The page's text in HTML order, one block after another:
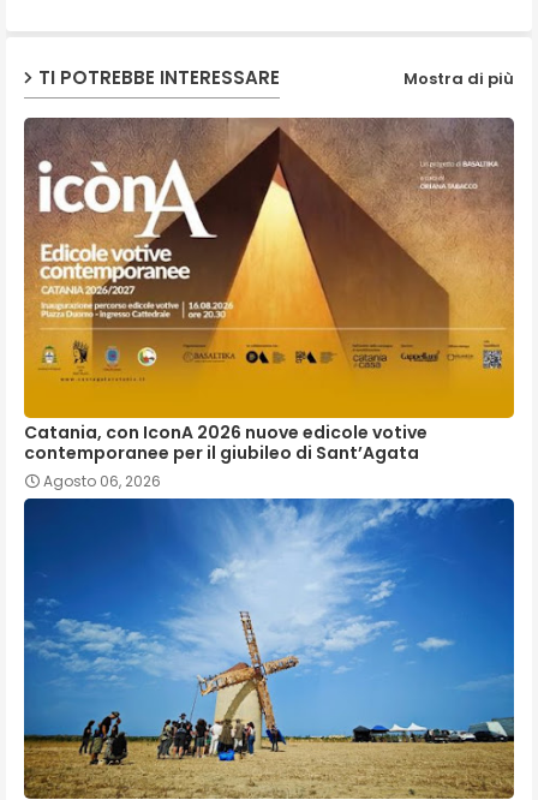
TI POTREBBE INTERESSARE Mostra di più
Catania, con IconA 2026 nuove edicole votive
contemporanee per il giubileo di Sant’Agata
Agosto 06, 2026